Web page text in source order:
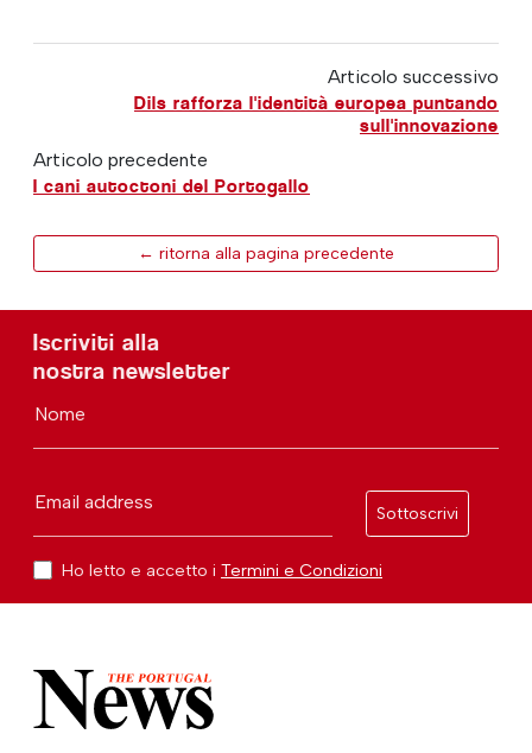
Articolo successivo
Dils rafforza l'identità europea puntando
sull'innovazione
Articolo precedente
I cani autoctoni del Portogallo
← ritorna alla pagina precedente
Iscriviti alla
nostra newsletter
Nome
Email address
Sottoscrivi
Ho letto e accetto i Termini e Condizioni